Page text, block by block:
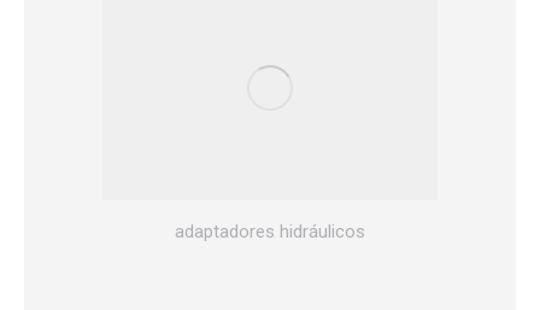
adaptadores hidráulicos